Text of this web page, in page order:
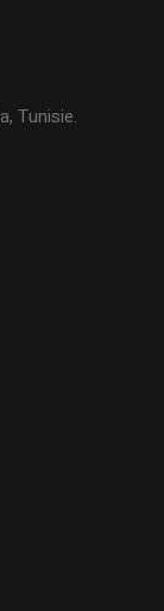
Tunisie.